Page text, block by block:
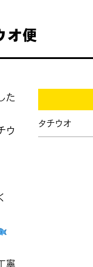
オ便
た
ウ
寧
タチウオ